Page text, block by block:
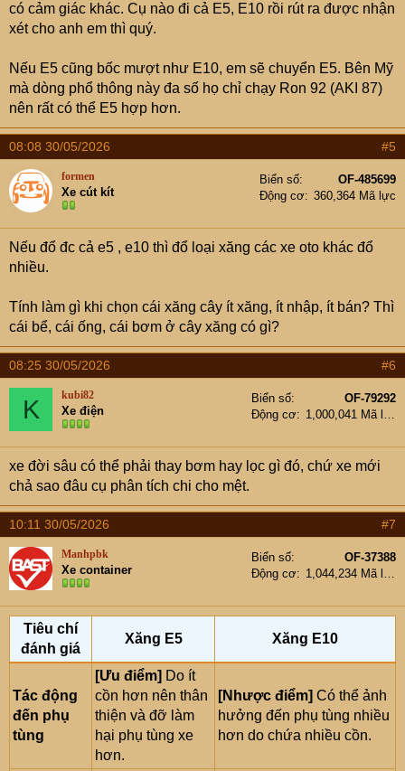
có cảm giác khác. Cụ nào đi cả E5, E10 rồi rút ra được nhận
xét cho anh em thì quý.
Nếu E5 cũng bốc mượt như E10, em sẽ chuyển E5. Bên Mỹ
mà dòng phổ thông này đa số họ chỉ chạy Ron 92 (AKI 87)
nên rất có thể E5 hợp hơn.
08:08 30/05/2026 #5
formen
Xe cút kít
Biển số
OF-485699
Động cơ
360,364 Mã lực
Nếu đổ đc cả e5 , e10 thì đổ loại xăng các xe oto khác đổ
nhiều.
Tính làm gì khi chọn cái xăng cây ít xăng, ít nhập, ít bán? Thì
cái bể, cái ống, cái bơm ở cây xăng có gì?
08:25 30/05/2026 #6
K kubi82
Xe điện
Biển số
OF-79292
Động cơ
1,000,041 Mã lực
xe đời sâu có thể phải thay bơm hay lọc gì đó, chứ xe mới
chả sao đâu cụ phân tích chi cho mệt.
10:11 30/05/2026 #7
Manhpbk
Xe container
Biển số
OF-37388
Động cơ
1,044,234 Mã lực
Tiêu chí
đánh giá
Xăng E5 Xăng E10
Tác động
đến phụ
tùng
[Ưu điểm] Do ít
cồn hơn nên thân
thiện và đỡ làm
hại phụ tùng xe
hơn.
[Nhược điểm] Có thể ảnh
hưởng đến phụ tùng nhiều
hơn do chứa nhiều cồn.